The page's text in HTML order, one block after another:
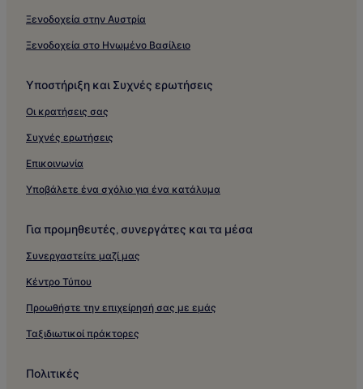
Ξενοδοχεία στην Αυστρία
Ξενοδοχεία στο Ηνωμένο Βασίλειο
Υποστήριξη και Συχνές ερωτήσεις
Οι κρατήσεις σας
Συχνές ερωτήσεις
Επικοινωνία
Υποβάλετε ένα σχόλιο για ένα κατάλυμα
Για προμηθευτές, συνεργάτες και τα μέσα
Συνεργαστείτε μαζί μας
Κέντρο Τύπου
Προωθήστε την επιχείρησή σας με εμάς
Ταξιδιωτικοί πράκτορες
Πολιτικές